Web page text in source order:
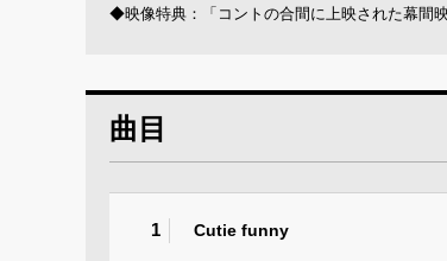
◆映像特典：「コントの合間に上映された幕間映
曲目
1 Cutie funny